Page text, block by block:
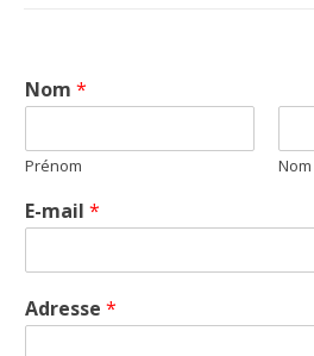
Nom *
Prénom Nom
E-mail *
Adresse *